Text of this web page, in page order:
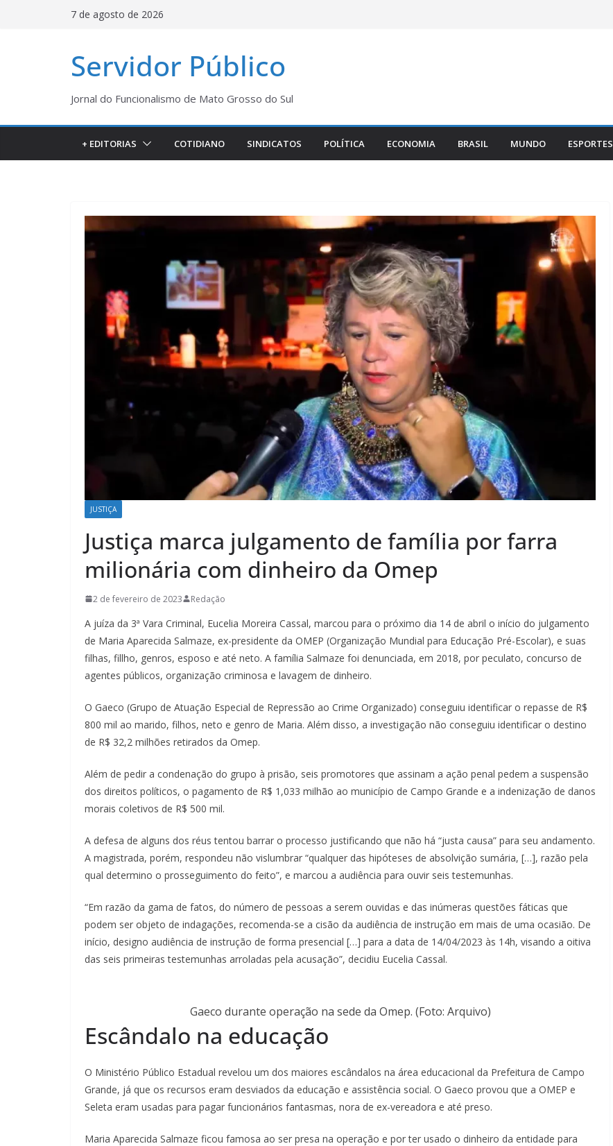
7 de agosto de 2026
Servidor Público
Jornal do Funcionalismo de Mato Grosso do Sul
+ EDITORIAS COTIDIANO SINDICATOS POLÍTICA ECONOMIA BRASIL MUNDO ESPORTES
JUSTIÇA
Justiça marca julgamento de família por farra
milionária com dinheiro da Omep
2 de fevereiro de 2023 Redação
A juíza da 3ª Vara Criminal, Eucelia Moreira Cassal, marcou para o próximo dia 14 de abril o início do julgamento
de Maria Aparecida Salmaze, ex-presidente da OMEP (Organização Mundial para Educação Pré-Escolar), e suas
filhas, fillho, genros, esposo e até neto. A família Salmaze foi denunciada, em 2018, por peculato, concurso de
agentes públicos, organização criminosa e lavagem de dinheiro.
O Gaeco (Grupo de Atuação Especial de Repressão ao Crime Organizado) conseguiu identificar o repasse de R$
800 mil ao marido, filhos, neto e genro de Maria. Além disso, a investigação não conseguiu identificar o destino
de R$ 32,2 milhões retirados da Omep.
Além de pedir a condenação do grupo à prisão, seis promotores que assinam a ação penal pedem a suspensão
dos direitos políticos, o pagamento de R$ 1,033 milhão ao município de Campo Grande e a indenização de danos
morais coletivos de R$ 500 mil.
A defesa de alguns dos réus tentou barrar o processo justificando que não há “justa causa” para seu andamento.
A magistrada, porém, respondeu não vislumbrar “qualquer das hipóteses de absolvição sumária, […], razão pela
qual determino o prosseguimento do feito”, e marcou a audiência para ouvir seis testemunhas.
“Em razão da gama de fatos, do número de pessoas a serem ouvidas e das inúmeras questões fáticas que
podem ser objeto de indagações, recomenda-se a cisão da audiência de instrução em mais de uma ocasião. De
início, designo audiência de instrução de forma presencial […] para a data de 14/04/2023 às 14h, visando a oitiva
das seis primeiras testemunhas arroladas pela acusação”, decidiu Eucelia Cassal.
Gaeco durante operação na sede da Omep. (Foto: Arquivo)
Escândalo na educação
O Ministério Público Estadual revelou um dos maiores escândalos na área educacional da Prefeitura de Campo
Grande, já que os recursos eram desviados da educação e assistência social. O Gaeco provou que a OMEP e
Seleta eram usadas para pagar funcionários fantasmas, nora de ex-vereadora e até preso.
Maria Aparecida Salmaze ficou famosa ao ser presa na operação e por ter usado o dinheiro da entidade para